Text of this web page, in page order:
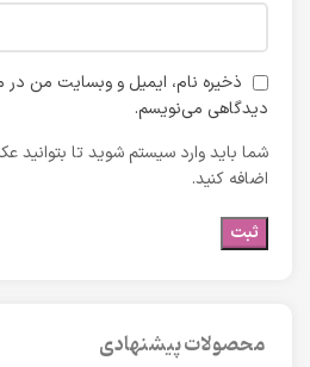
ذخیره نام، ایمیل و وبسایت من در
دیدگاهی می‌نویسم.
شما باید وارد سیستم شوید تا بتوانید
اضافه کنید.
محصولات پیشنهادی